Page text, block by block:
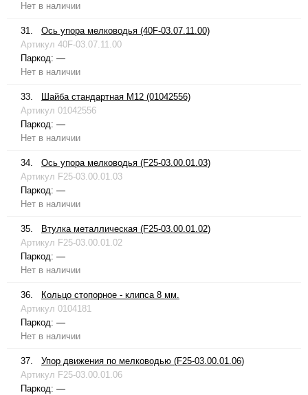
Нет в наличии
31.
Ось упора мелководья (40F-03.07.11.00)
Артикул 40F-03.07.11.00
Паркод: —
Нет в наличии
33.
Шайба стандартная М12 (01042556)
Артикул 01042556
Паркод: —
Нет в наличии
34.
Ось упора мелководья (F25-03.00.01.03)
Артикул F25-03.00.01.03
Паркод: —
Нет в наличии
35.
Втулка металлическая (F25-03.00.01.02)
Артикул F25-03.00.01.02
Паркод: —
Нет в наличии
36.
Кольцо стопорное - клипса 8 мм.
Артикул 0104181
Паркод: —
Нет в наличии
37.
Упор движения по мелководью (F25-03.00.01.06)
Артикул F25-03.00.01.06
Паркод: —